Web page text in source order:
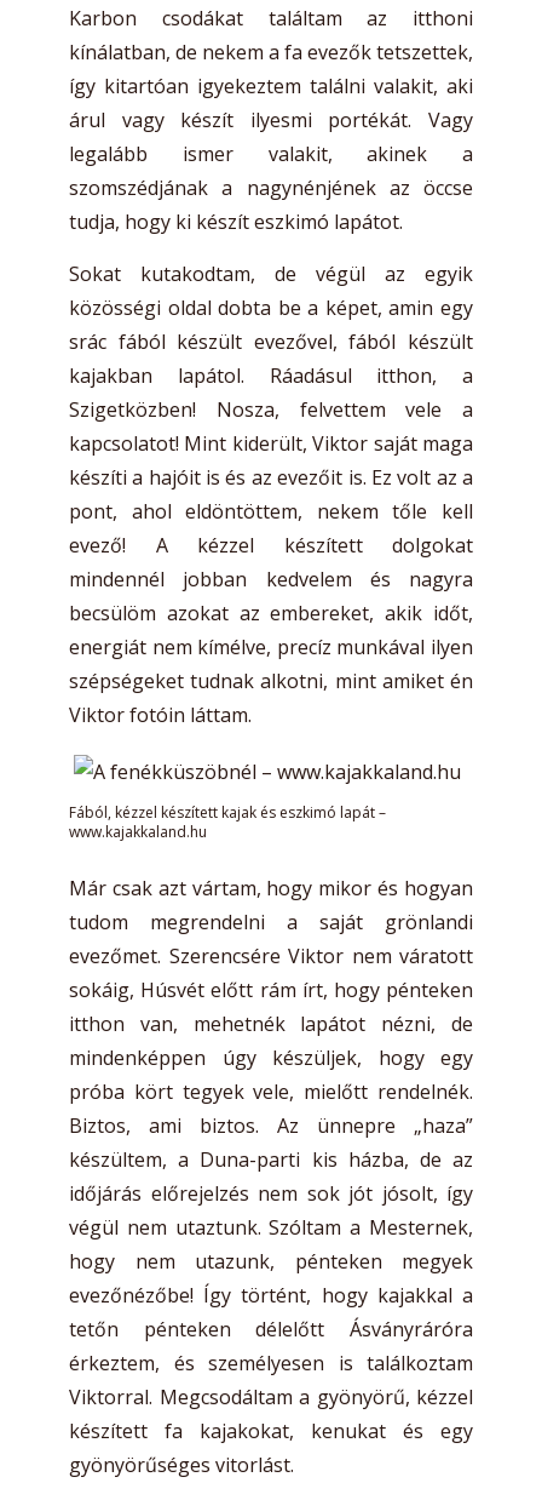
Karbon csodákat találtam az itthoni
kínálatban, de nekem a fa evezők tetszettek,
így kitartóan igyekeztem találni valakit, aki
árul vagy készít ilyesmi portékát. Vagy
legalább ismer valakit, akinek a
szomszédjának a nagynénjének az öccse
tudja, hogy ki készít eszkimó lapátot.
Sokat kutakodtam, de végül az egyik
közösségi oldal dobta be a képet, amin egy
srác fából készült evezővel, fából készült
kajakban lapátol. Ráadásul itthon, a
Szigetközben! Nosza, felvettem vele a
kapcsolatot! Mint kiderült, Viktor saját maga
készíti a hajóit is és az evezőit is. Ez volt az a
pont, ahol eldöntöttem, nekem tőle kell
evező! A kézzel készített dolgokat
mindennél jobban kedvelem és nagyra
becsülöm azokat az embereket, akik időt,
energiát nem kímélve, precíz munkával ilyen
szépségeket tudnak alkotni, mint amiket én
Viktor fotóin láttam.
Fából, kézzel készített kajak és eszkimó lapát –
www.kajakkaland.hu
Már csak azt vártam, hogy mikor és hogyan
tudom megrendelni a saját grönlandi
evezőmet. Szerencsére Viktor nem váratott
sokáig, Húsvét előtt rám írt, hogy pénteken
itthon van, mehetnék lapátot nézni, de
mindenképpen úgy készüljek, hogy egy
próba kört tegyek vele, mielőtt rendelnék.
Biztos, ami biztos. Az ünnepre „haza”
készültem, a Duna-parti kis házba, de az
időjárás előrejelzés nem sok jót jósolt, így
végül nem utaztunk. Szóltam a Mesternek,
hogy nem utazunk, pénteken megyek
evezőnézőbe! Így történt, hogy kajakkal a
tetőn pénteken délelőtt Ásványráróra
érkeztem, és személyesen is találkoztam
Viktorral. Megcsodáltam a gyönyörű, kézzel
készített fa kajakokat, kenukat és egy
gyönyörűséges vitorlást.